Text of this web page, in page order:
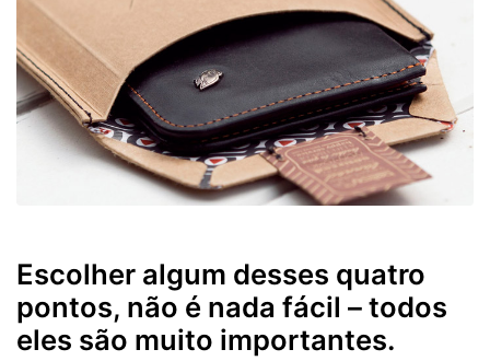
Escolher algum desses quatro
pontos, não é nada fácil – todos
eles são muito importantes.